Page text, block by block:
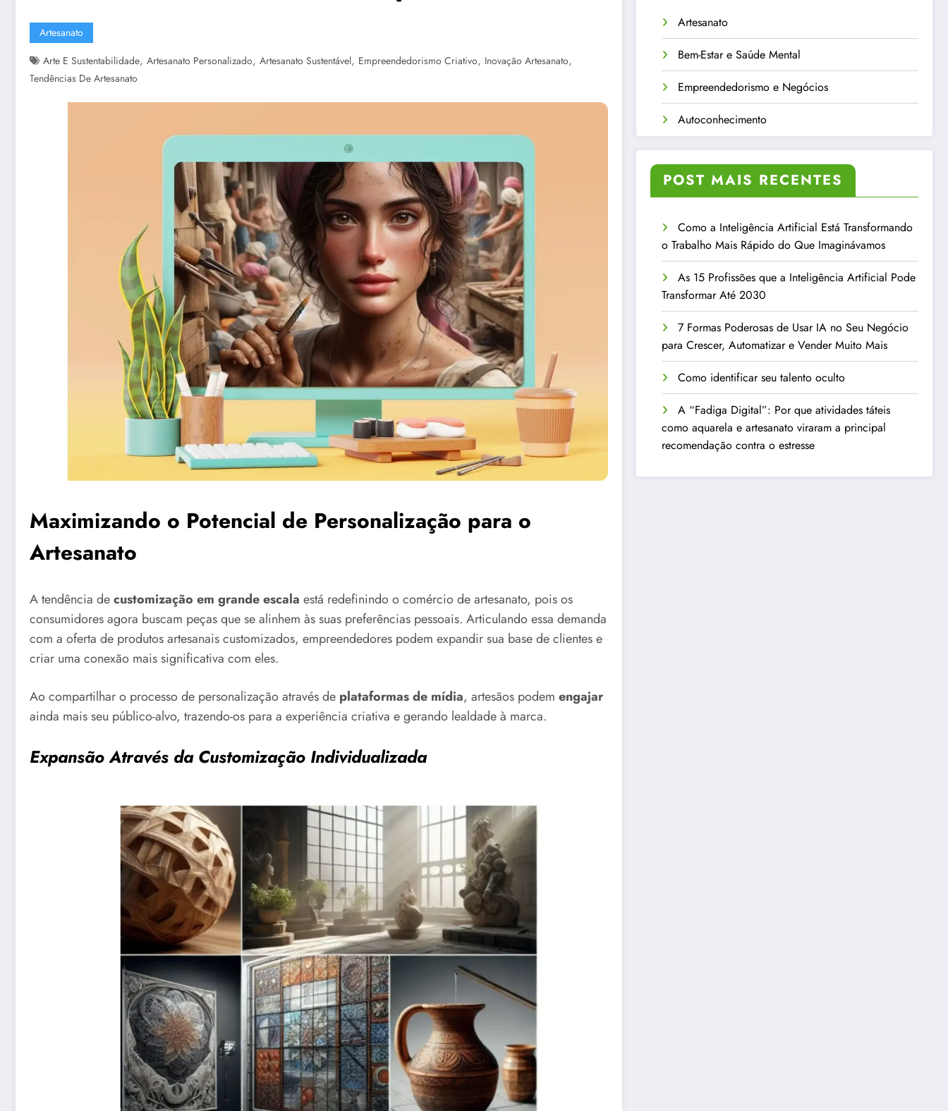
Artesanato
Arte E Sustentabilidade, Artesanato Personalizado, Artesanato Sustentável, Empreendedorismo Criativo, Inovação Artesanato,
Tendências De Artesanato
Maximizando o Potencial de Personalização para o
Artesanato
A tendência decustomização em grande escala está redefinindo o comércio de artesanato, pois os
consumidores agora buscam peças que se alinhem às suas preferências pessoais. Articulando essa demanda
com a oferta de produtos artesanais customizados, empreendedores podem expandir sua base de clientes e
criar uma conexão mais significativa com eles.
Ao compartilhar o processo de personalização através de plataformas de mídia, artesãos podem engajar
ainda mais seu público-alvo, trazendo-os para a experiência criativa e gerando lealdade à marca.
Expansão Através da Customização Individualizada
Artesanato
Bem-Estar e Saúde Mental
Empreendedorismo e Negócios
Autoconhecimento
POST MAIS RECENTES
Como a Inteligência Artificial Está Transformando
o Trabalho Mais Rápido do Que Imaginávamos
As 15 Profissões que a Inteligência Artificial Pode
Transformar Até 2030
7 Formas Poderosas de Usar IA no Seu Negócio
para Crescer, Automatizar e Vender Muito Mais
Como identificar seu talento oculto
A “Fadiga Digital”: Por que atividades táteis
como aquarela e artesanato viraram a principal
recomendação contra o estresse